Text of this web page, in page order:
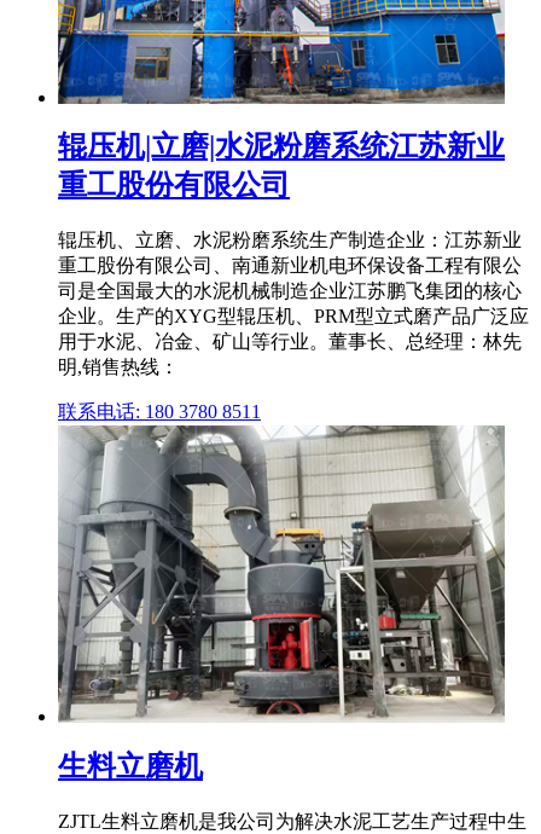
辊压机|立磨|水泥粉磨系统江苏新业
重工股份有限公司
辊压机、立磨、水泥粉磨系统生产制造企业：江苏新业
重工股份有限公司、南通新业机电环保设备工程有限公
司是全国最大的水泥机械制造企业江苏鹏飞集团的核心
企业。生产的XYG型辊压机、PRM型立式磨产品广泛应
用于水泥、冶金、矿山等行业。董事长、总经理：林先
明,销售热线：
联系电话: 180 3780 8511
生料立磨机
ZJTL生料立磨机是我公司为解决水泥工艺生产过程中生